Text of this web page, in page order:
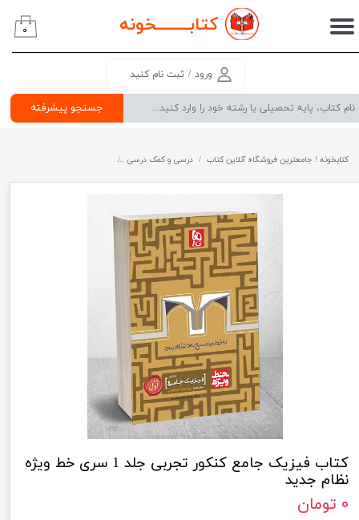
کتابــــــــخونه
جستجو پیشرفته
ورود / ثبت نام کنید
حساب کاربری من
سفارشات
۰
کتابخونه ! جامعترین فروشگاه آنلاین کتاب درسی و کمک درسی
کتاب فیزیک جامع کنکور تجربی جلد 1 سری خط ویژه
نظام جدید
۰ تومان